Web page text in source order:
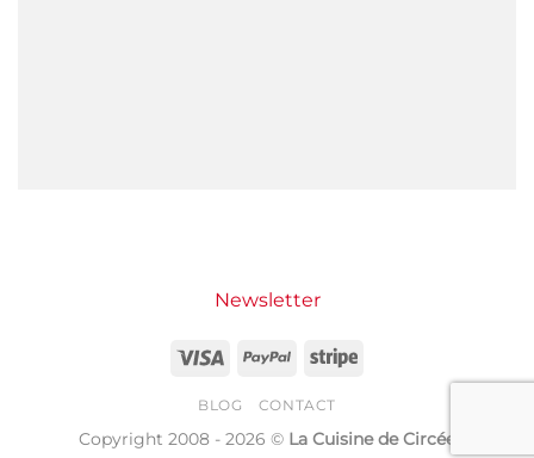
Newsletter
Visa PayPal Stripe
BLOG CONTACT
Copyright 2008 - 2026 © La Cuisine de Circée